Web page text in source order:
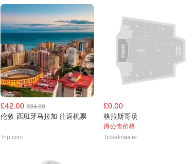
£42.00 £84.00
伦敦-西班牙马拉加 往返机票
Trip.com
£0.00
格拉斯哥场
蹲公售价格
Ticketmaster